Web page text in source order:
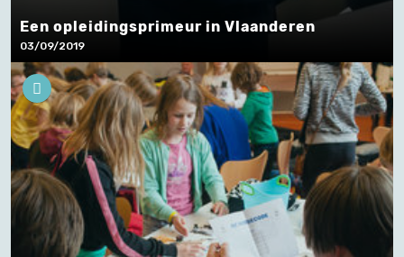
Een opleidingsprimeur in Vlaanderen
03/09/2019